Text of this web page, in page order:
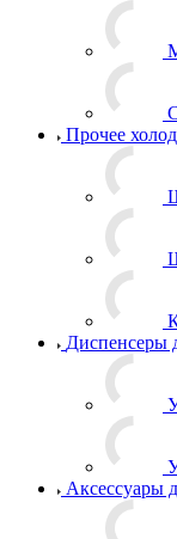
Прочее
Диспенсеры
Аксессуары